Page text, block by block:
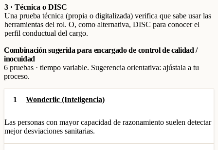
3 · Técnica o DISC
Una prueba técnica (propia o digitalizada) verifica que sabe usar las
herramientas del rol. O, como alternativa, DISC para conocer el
perfil conductual del cargo.
Combinación sugerida para encargado de control de calidad /
inocuidad
6 pruebas · tiempo variable. Sugerencia orientativa: ajústala a tu
proceso.
1 Wonderlic (Inteligencia)
Las personas con mayor capacidad de razonamiento suelen detectar
mejor desviaciones sanitarias.